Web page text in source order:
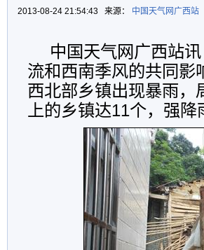
2013-08-24 21:54:43 来源： 中国天气网广西站
中国天气网广西站
流和西南季风的共同影
西北部乡镇出现暴雨，
上的乡镇达11个，强